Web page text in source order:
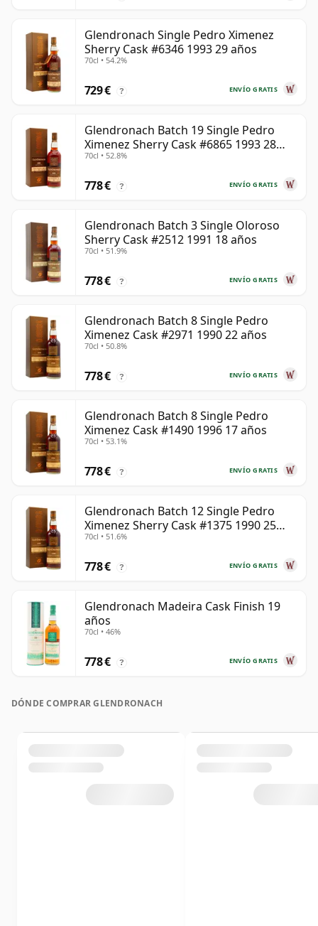
Glendronach Single Pedro Ximenez
Sherry Cask #6346 1993 29 años
70cl • 54.2%
ENVÍO GRATIS
729 € ?
Glendronach Batch 19 Single Pedro
Ximenez Sherry Cask #6865 1993 28
años
70cl • 52.8%
ENVÍO GRATIS
778 € ?
Glendronach Batch 3 Single Oloroso
Sherry Cask #2512 1991 18 años
70cl • 51.9%
ENVÍO GRATIS
778 € ?
Glendronach Batch 8 Single Pedro
Ximenez Cask #2971 1990 22 años
70cl • 50.8%
ENVÍO GRATIS
778 € ?
Glendronach Batch 8 Single Pedro
Ximenez Cask #1490 1996 17 años
70cl • 53.1%
ENVÍO GRATIS
778 € ?
Glendronach Batch 12 Single Pedro
Ximenez Sherry Cask #1375 1990 25
años
70cl • 51.6%
ENVÍO GRATIS
778 € ?
Glendronach Madeira Cask Finish 19
años
70cl • 46%
ENVÍO GRATIS
778 € ?
DÓNDE COMPRAR GLENDRONACH